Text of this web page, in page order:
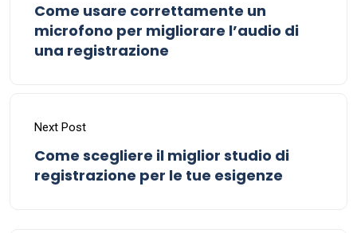
Come usare correttamente un
microfono per migliorare l’audio di
una registrazione
Next Post
Come scegliere il miglior studio di
registrazione per le tue esigenze